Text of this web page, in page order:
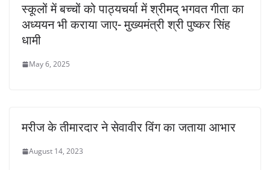
स्कूलों में बच्चों को पाठ्यचर्या में श्रीमद् भगवत गीता का
अध्ययन भी कराया जाए- मुख्यमंत्री श्री पुष्कर सिंह
धामी
May 6, 2025
मरीज के तीमारदार ने सेवावीर विंग का जताया आभार
August 14, 2023